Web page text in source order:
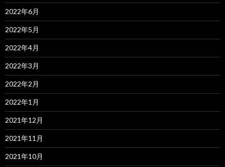
2022年6月
2022年5月
2022年4月
2022年3月
2022年2月
2022年1月
2021年12月
2021年11月
2021年10月